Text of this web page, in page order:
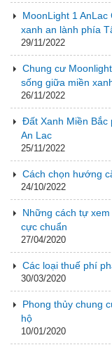
MoonLight 1
xanh an lành phía
29/11/2022
Chung cư
sống giữa miền
26/11/2022
Đất Xanh Miền Bắc
An Lac
25/11/2022
Cách chọn hướng
24/10/2022
Những cách tự
cực chuẩn
27/04/2020
Các loại thuế phí
30/03/2020
Phong thủy chung
hộ
10/01/2020